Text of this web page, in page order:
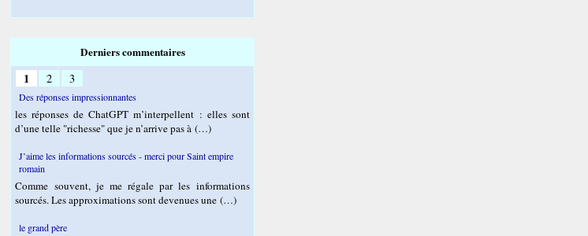
Derniers commentaires
1 2 3
Des réponses impressionnantes
les réponses de ChatGPT m’interpellent : elles sont
d’une telle "richesse" que je n’arrive pas à (…)
J’aime les informations sourcés - merci pour Saint empire
romain
Comme souvent, je me régale par les informations
sourcés. Les approximations sont devenues une (…)
le grand père